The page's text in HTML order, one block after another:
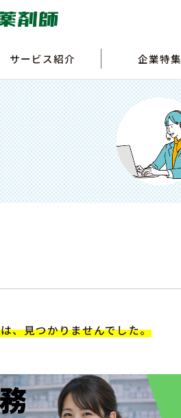
サービス紹介 企業特集
、見つかりませんでした。